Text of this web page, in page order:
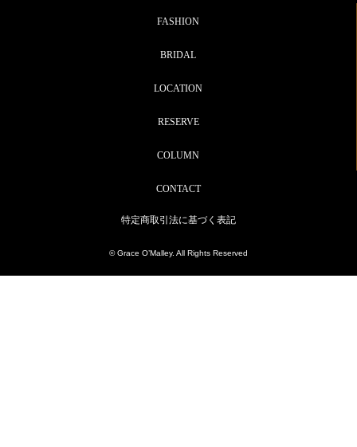
FASHION
BRIDAL
LOCATION
RESERVE
COLUMN
CONTACT
特定商取引法に基づく表記
© Grace O’Malley. All Rights Reserved